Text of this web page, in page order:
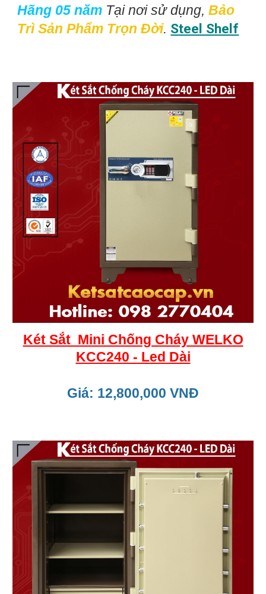
Hãng 05 năm Tại nơi sử dụng,Bảo
Trì Sản Phẩm Trọn Đời. Steel Shelf
Két Sắt Mini Chống Cháy WELKO
KCC240 - Led Dài
Giá: 12,800,000 VNĐ